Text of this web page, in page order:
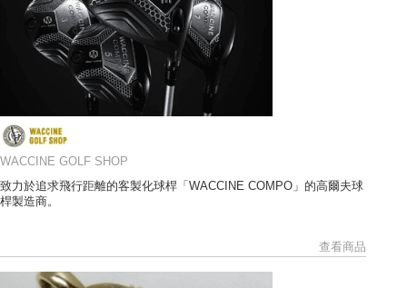
WACCINE GOLF SHOP
致力於追求飛行距離的客製化球桿「WACCINE COMPO」的高爾夫球
桿製造商。
查看商品